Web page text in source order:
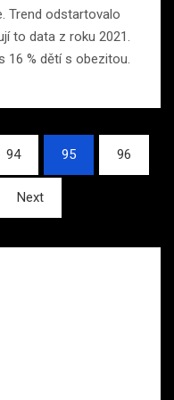
Trend odstartovalo
to data z roku 2021.
16 % dětí s obezitou.
94 95 96
Next